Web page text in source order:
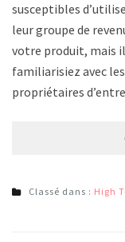
susceptibles
leur groupe de
votre produit, mais
familiarisiez avec
propriétaires
Classé dans : High